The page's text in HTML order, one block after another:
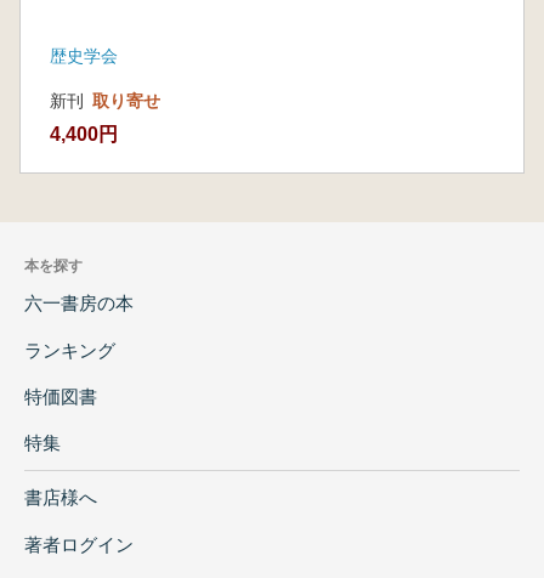
歴史学会
新刊 取り寄せ
4,400円
本を探す
六一書房の本
ランキング
特価図書
特集
書店様へ
著者ログイン